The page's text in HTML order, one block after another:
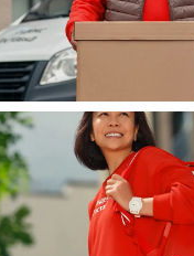
машины